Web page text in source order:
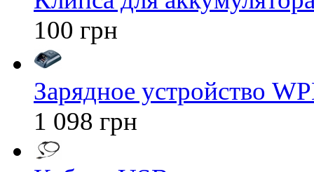
100 грн
Зарядное устройство
1 098 грн